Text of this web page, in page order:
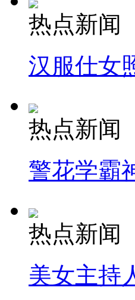
热点新闻
汉服仕女
热点新闻
警花学霸
热点新闻
美女主持